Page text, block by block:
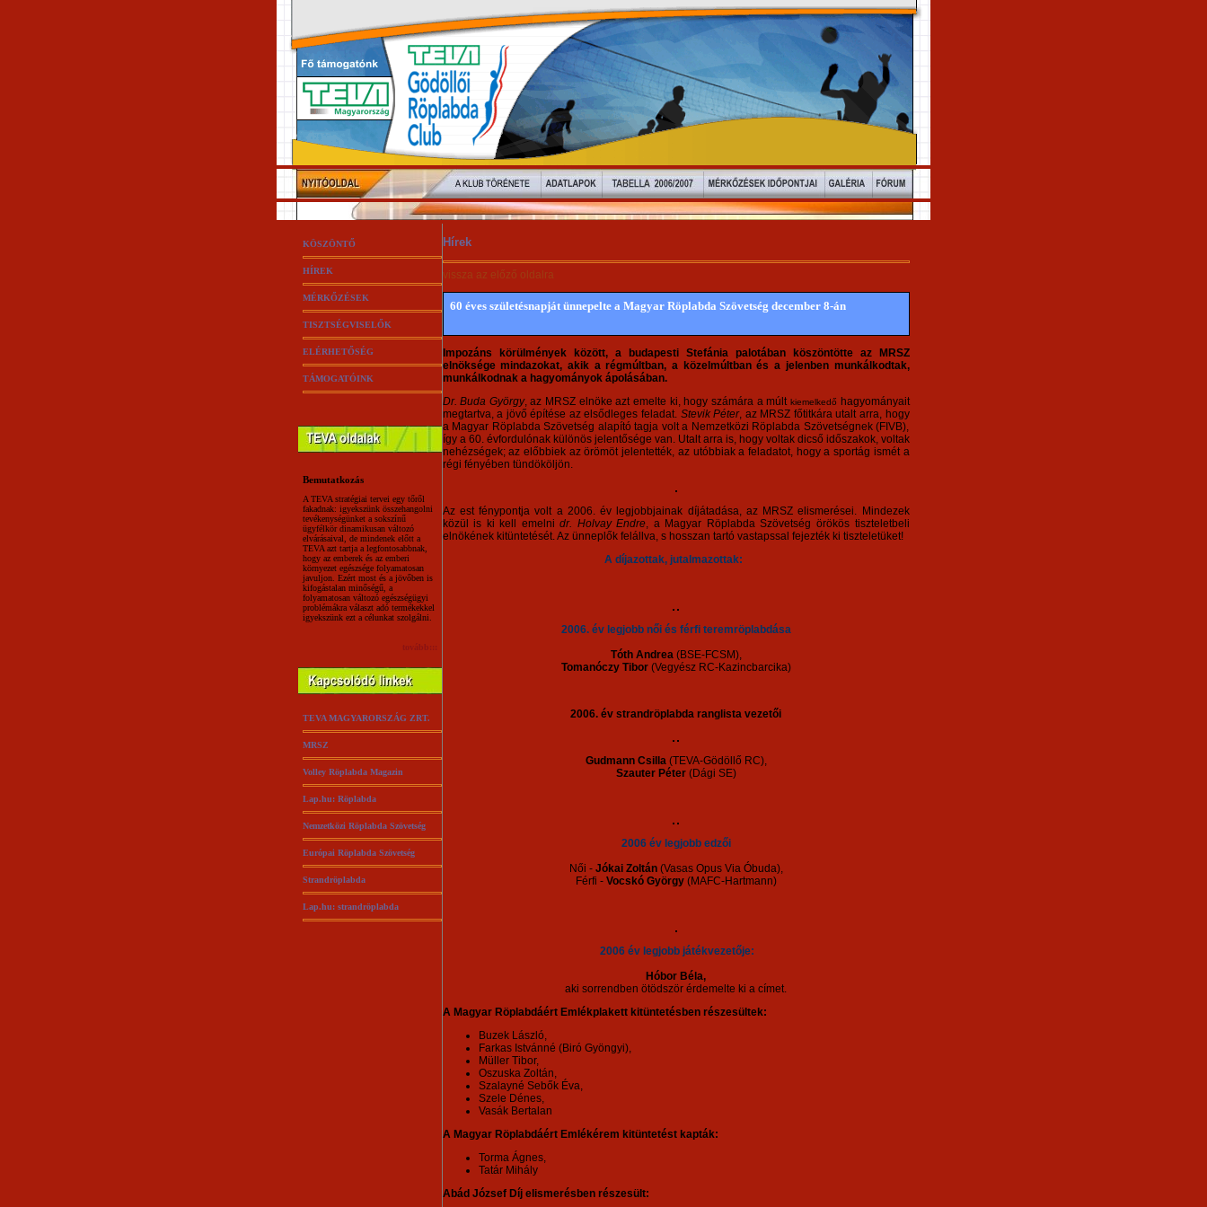
KÖSZÖNTŐ
HÍREK
MÉRKŐZÉSEK
TISZTSÉGVISELŐK
ELÉRHETŐSÉG
TÁMOGATÓINK
Bemutatkozás
A TEVA stratégiai tervei egy tőről
fakadnak: igyekszünk összehangolni
tevékenységünket a sokszínű
ügyfélkör dinamikusan változó
elvárásaival, de mindenek előtt a
TEVA azt tartja a legfontosabbnak,
hogy az emberek és az emberi
környezet egészsége folyamatosan
javuljon. Ezért most és a jövőben is
kifogástalan minőségű, a
folyamatosan változó egészségügyi
problémákra választ adó termékekkel
igyekszünk ezt a célunkat szolgálni.
tovább:::
TEVA MAGYARORSZÁG ZRT.
MRSZ
Volley Röplabda Magazin
Lap.hu: Röplabda
Nemzetközi Röplabda Szövetség
Európai Röplabda Szövetség
Strandröplabda
Lap.hu: strandröplabda
Hírek
vissza az előző oldalra
60 éves születésnapját ünnepelte a Magyar Röplabda Szövetség december 8-án
Impozáns körülmények között, a budapesti Stefánia palotában köszöntötte az MRSZ
elnöksége mindazokat, akik a régmúltban, a közelmúltban és a jelenben munkálkodtak,
munkálkodnak a hagyományok ápolásában.
Dr. Buda György, az MRSZ elnöke azt emelte ki, hogy számára a múlt kiemelkedő
hagyományait
megtartva, a jövő építése az elsődleges feladat. Stevik Péter, az MRSZ főtitkára utalt arra, hogy
a Magyar Röplabda Szövetség alapító tagja volt a Nemzetközi Röplabda Szövetségnek (FIVB),
így a 60. évfordulónak különös jelentősége van. Utalt arra is, hogy voltak dicső időszakok, voltak
nehézségek; az előbbiek az örömöt jelentették, az utóbbiak a feladatot, hogy a sportág ismét a
régi fényében tündököljön.
Az est fénypontja volt a 2006. év legjobbjainak díjátadása, az MRSZ elismerései. Mindezek
közül is ki kell emelnidr. Holvay Endre, a Magyar Röplabda Szövetség örökös tiszteletbeli
elnökének kitüntetését. Az ünneplők felállva, s hosszan tartó vastapssal fejezték ki tiszteletüket!
A díjazottak, jutalmazottak:
2006. év legjobb női és férfi teremröplabdása
Tóth Andrea(BSE-FCSM),
Tomanóczy Tibor(Vegyész RC-Kazincbarcika)
2006. év strandröplabda ranglista vezetői
Gudmann Csilla(TEVA-Gödöllő RC),
Szauter Péter(Dági SE)
2006 év legjobb edzői
Női - Jókai Zoltán(Vasas Opus Via Óbuda),
Férfi - Vocskó György(MAFC-Hartmann)
2006 év legjobb játékvezetője:
Hóbor Béla,
aki sorrendben ötödször érdemelte ki a címet.
A Magyar Röplabdáért Emlékplakett kitüntetésben részesültek:
Buzek László,
Farkas Istvánné (Biró Gyöngyi),
Müller Tibor,
Oszuska Zoltán,
Szalayné Sebők Éva,
Szele Dénes,
Vasák Bertalan
A Magyar Röplabdáért Emlékérem kitüntetést kapták:
Torma Ágnes,
Tatár Mihály
Abád József Díj elismerésben részesült: